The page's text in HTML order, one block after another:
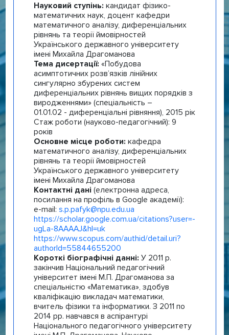
Науковий ступінь: кандидат фізико-
математичних наук, доцент кафедри
математичного аналізу, диференціальних
рівнянь та теорії ймовірностей
Українського державного університету
імені Михайла Драгоманова
Тема дисертації: «Побудова
асимптотичних розв’язків лінійних
сингулярно збурених систем
диференціальних рівнянь вищих порядків з
виродженнями» (спеціальність –
01.01.02 - диференціальні рівняння), 2015 рік
Стаж роботи (науково-педагогічний): 9
років
Основне місце роботи: кафедра
математичного аналізу, диференціальних
рівнянь та теорії ймовірностей
Українського державного університету
імені Михайла Драгоманова
Контактні дані (електронна адреса,
посилання на профіль в Google академії):
e-mail: s.p.pafyk@npu.edu.ua
https://scholar.google.com.ua/citations?user=-
ugLa-8AAAAJ&hl=uk
https://www.scopus.com/authid/detail.uri?
authorId=55844655200
Короткі біографічні данні: У 2011 р.
закінчив Національний педагогічний
університет імені М.П. Драгоманова за
спеціальністю «Математика», здобув
кваліфікацію викладач математики,
вчитель фізики та інформатики. З 2011 по
2014 рр. навчався в аспірантурі
Національного педагогічного університету